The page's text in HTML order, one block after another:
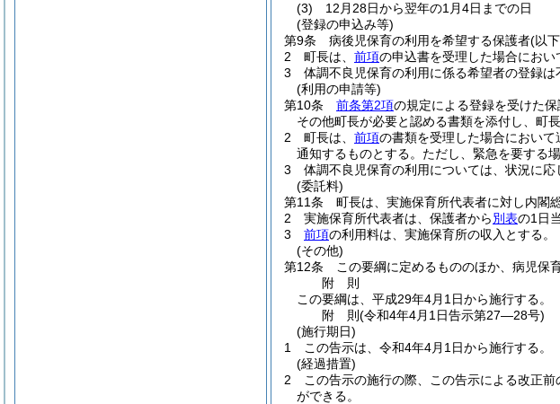
(3)
12月28日から翌年の1月4日までの日
(登録の申込み等)
第9条
病後児保育の利用を希望する保護者(以
2
町長は、 前項の申込書を受理した場合におい
3
体調不良児保育の利用に係る希望者の登録は
(利用の申請等)
第10条
前条第2項の規定による登録を受けた
その他町長が必要と認める書類を添付し、町
2
町長は、 前項の書類を受理した場合におい
通知するものとする。 ただし、緊急を要する
3
体調不良児保育の利用については、状況に
(委託料)
第11条
町長は、実施保育所代表者に対し内閣
2
実施保育所代表者は、保護者から別表の1日
3
前項の利用料は、実施保育所の収入とする。
(その他)
第12条
この要綱に定めるもののほか、病児保
附 則
この要綱は、平成29年4月1日から施行する。
附 則(令和4年4月1日告示第27―28号)
(施行期日)
1
この告示は、令和4年4月1日から施行する。
(経過措置)
2
この告示の施行の際、この告示による改正
ができる。